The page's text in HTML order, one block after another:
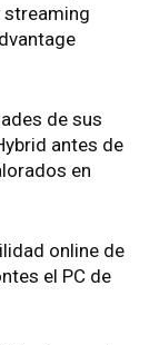
streaming
de sus
antes de
en
online de
el PC de